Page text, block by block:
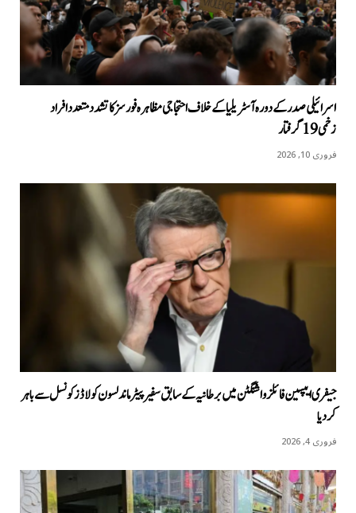
اسرائیلی صدر کے دورہ آسٹریلیا کےخلاف احتجاجی مظاہرہ فورسز کا تشدد متعدد افراد
زخمی 19 گرفتار
فروری 10, 2026
جیفری ایپسین فائلز واشنگٹن میں برطانیہ کے سابق سفیر پیٹر ماندلسون کو لاڈز کونسل سے باہر
کردیا
فروری 4, 2026